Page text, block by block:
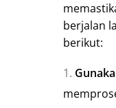
berjalan
berikut: